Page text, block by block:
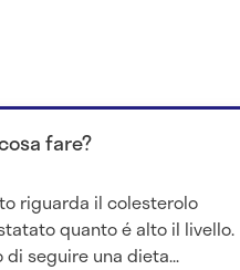
fare?
riguarda il colesterolo
quanto é alto il livello.
seguire una dieta...